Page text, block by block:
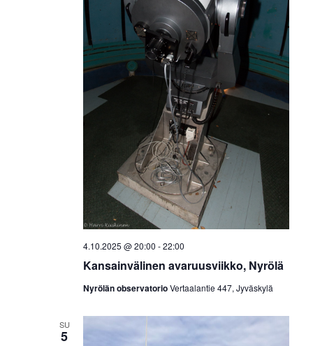
Kansainvälinen avaruusviikko, Nyrölä
4.10.2025 @ 20:00 -22:00
Nyrölän observatorioVertaalantie 447, Jyväskylä
SU
5